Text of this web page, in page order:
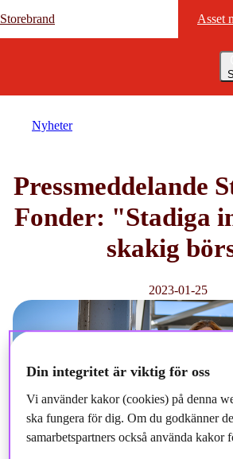
Storebrand Asset
Storebrand Asset
Nyheter
Pressmeddelande
Fonder: "Stadiga
skakig
2023-01-25
Din integritet är viktig för oss
Vi använder kakor (cookies) på denna
ska fungera för dig. Om du godkänner
samarbetspartners också använda kakor